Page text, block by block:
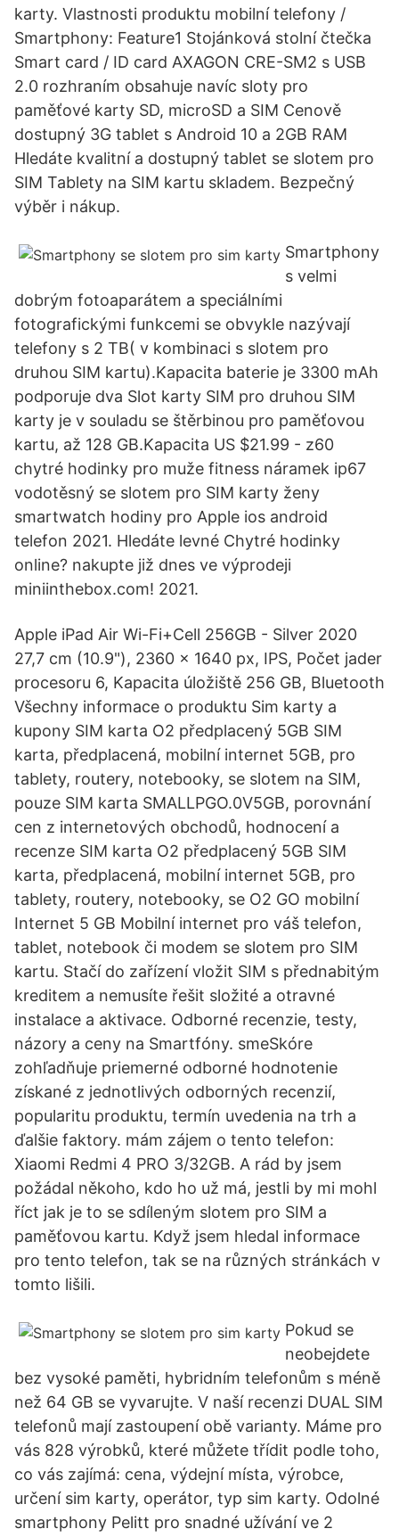
karty. Vlastnosti produktu mobilní telefony /
Smartphony: Feature1 Stojánková stolní čtečka
Smart card / ID card AXAGON CRE-SM2 s USB
2.0 rozhraním obsahuje navíc sloty pro
paměťové karty SD, microSD a SIM Cenově
dostupný 3G tablet s Android 10 a 2GB RAM
Hledáte kvalitní a dostupný tablet se slotem pro
SIM Tablety na SIM kartu skladem. Bezpečný
výběr i nákup.
Smartphony
s velmi
dobrým fotoaparátem a speciálními
fotografickými funkcemi se obvykle nazývají
telefony s 2 TB( v kombinaci s slotem pro
druhou SIM kartu).Kapacita baterie je 3300 mAh
podporuje dva Slot karty SIM pro druhou SIM
karty je v souladu se štěrbinou pro paměťovou
kartu, až 128 GB.Kapacita US $21.99 - z60
chytré hodinky pro muže fitness náramek ip67
vodotěsný se slotem pro SIM karty ženy
smartwatch hodiny pro Apple ios android
telefon 2021. Hledáte levné Chytré hodinky
online? nakupte již dnes ve výprodeji
miniinthebox.com! 2021.
Apple iPad Air Wi-Fi+Cell 256GB - Silver 2020
27,7 cm (10.9"), 2360 x 1640 px, IPS, Počet jader
procesoru 6, Kapacita úložiště 256 GB, Bluetooth
Všechny informace o produktu Sim karty a
kupony SIM karta O2 předplacený 5GB SIM
karta, předplacená, mobilní internet 5GB, pro
tablety, routery, notebooky, se slotem na SIM,
pouze SIM karta SMALLPGO.0V5GB, porovnání
cen z internetových obchodů, hodnocení a
recenze SIM karta O2 předplacený 5GB SIM
karta, předplacená, mobilní internet 5GB, pro
tablety, routery, notebooky, se O2 GO mobilní
Internet 5 GB Mobilní internet pro váš telefon,
tablet, notebook či modem se slotem pro SIM
kartu. Stačí do zařízení vložit SIM s přednabitým
kreditem a nemusíte řešit složité a otravné
instalace a aktivace. Odborné recenzie, testy,
názory a ceny na Smartfóny. smeSkóre
zohľadňuje priemerné odborné hodnotenie
získané z jednotlivých odborných recenzií,
popularitu produktu, termín uvedenia na trh a
ďalšie faktory. mám zájem o tento telefon:
Xiaomi Redmi 4 PRO 3/32GB. A rád by jsem
požádal někoho, kdo ho už má, jestli by mi mohl
říct jak je to se sdíleným slotem pro SIM a
paměťovou kartu. Když jsem hledal informace
pro tento telefon, tak se na různých stránkách v
tomto lišili.
Pokud se
neobejdete
bez vysoké paměti, hybridním telefonům s méně
než 64 GB se vyvarujte. V naší recenzi DUAL SIM
telefonů mají zastoupení obě varianty. Máme pro
vás 828 výrobků, které můžete třídit podle toho,
co vás zajímá: cena, výdejní místa, výrobce,
určení sim karty, operátor, typ sim karty. Odolné
smartphony Pelitt pro snadné užívání ve 2